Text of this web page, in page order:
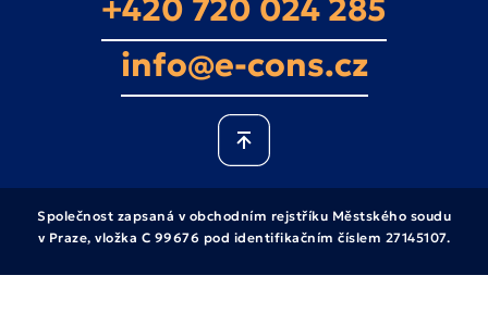
+420 720 024 285
info@e-cons.cz
Společnost zapsaná v obchodním rejstříku Městského soudu
v Praze, vložka C 99676 pod identifikačním číslem 27145107.